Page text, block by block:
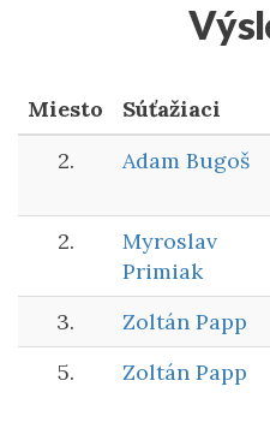
Miesto Súťažiaci
2.
Adam Bugoš
2.
Myroslav
Primiak
3.
Zoltán Papp
5.
Zoltán Papp